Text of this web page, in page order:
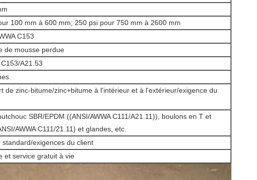
100 mm à 600 mm; 250 psi pour 750 mm à 2600 mm
C153
de mousse perdue
A21.53
de zinc-bitume/zinc+bitume à l'intérieur et à l'extérieur/exigence du
SBR/EPDM ((ANSI/AWWA C111/A21.11)), boulons en T et
AWWA C111/21.11) et glandes, etc.
exigences du client
et service gratuit à vie